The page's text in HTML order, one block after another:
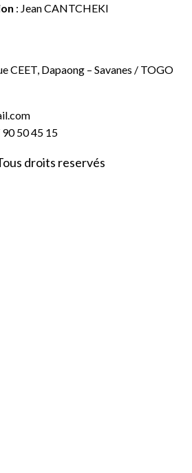
: Jean CANTCHEKI
CEET, Dapaong – Savanes / TOGO
50 45 15
droits reservés